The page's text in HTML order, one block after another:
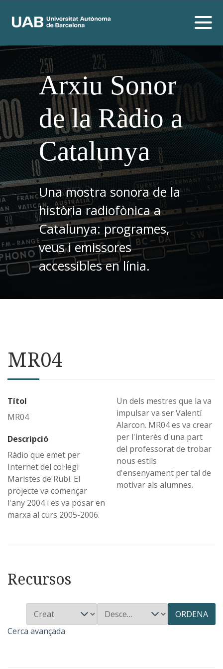
Arxiu Sonor
de la Ràdio a
Catalunya
Una mostra sonora de la
història radiofònica a
Catalunya: programes,
veus i emissores
accessibles en línia.
MR04
Títol
MR04
Descripció
Ràdio que emet per
Internet del col·legi
Maristes de Rubí. El
projecte va començar
l'any 2004 i es va posar en
marxa al curs 2005-2006.
Un dels mestres que la va
impulsar va ser Valentí
Alarcon. MR04 es va crear
per l'interès d'una part
del professorat de trobar
nous estils
d'ensenyament per tal de
motivar als alumnes.
Recursos
ORDENA
Cerca avançada